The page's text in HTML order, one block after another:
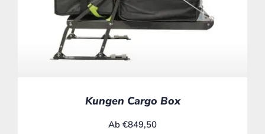
Kungen Cargo Box
Ab €849,50